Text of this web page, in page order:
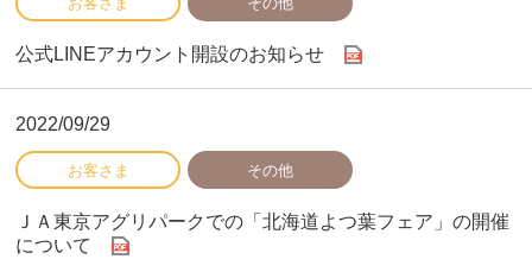
公式LINEアカウント開設のお知らせ
2022/09/29
ＪＡ東京アグリパークでの「北海道よつ葉フェア」の開催
について